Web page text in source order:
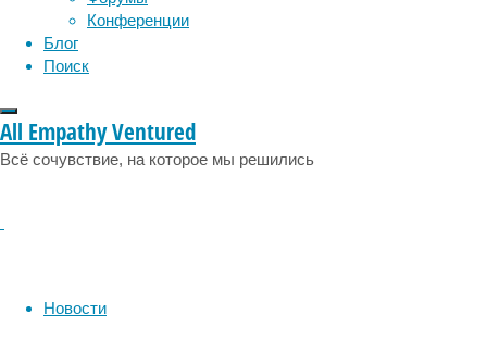
Конференции
Блог
Поиск
All Empathy Ventured
Всё сочувствие, на которое мы решились
Новости
людей,
момент
чуть
дальше
просили